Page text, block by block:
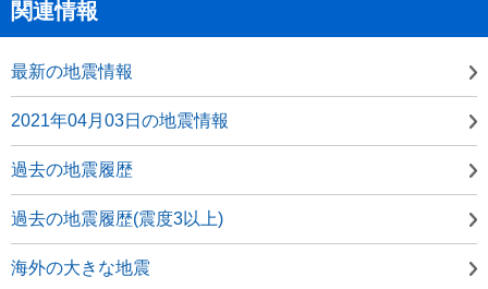
関連情報
最新の地震情報
2021年04月03日の地震情報
過去の地震履歴
過去の地震履歴(震度3以上)
海外の大きな地震